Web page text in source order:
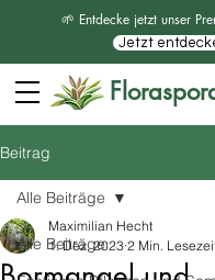
🌱 Entdecke jetzt unser
Jetzt
Beitrag
Alle Beiträge
Alle Beiträge
Maximilian Hecht
1. Dez. 2023 2 Min.